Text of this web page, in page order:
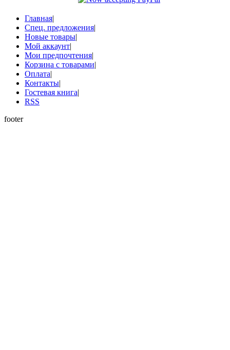
Главная|
Спец. предложения|
Новые товары|
Мой аккаунт|
Мои предпочтения|
Корзина с товарами|
Оплата|
Контакты|
Гостевая книга|
RSS
footer